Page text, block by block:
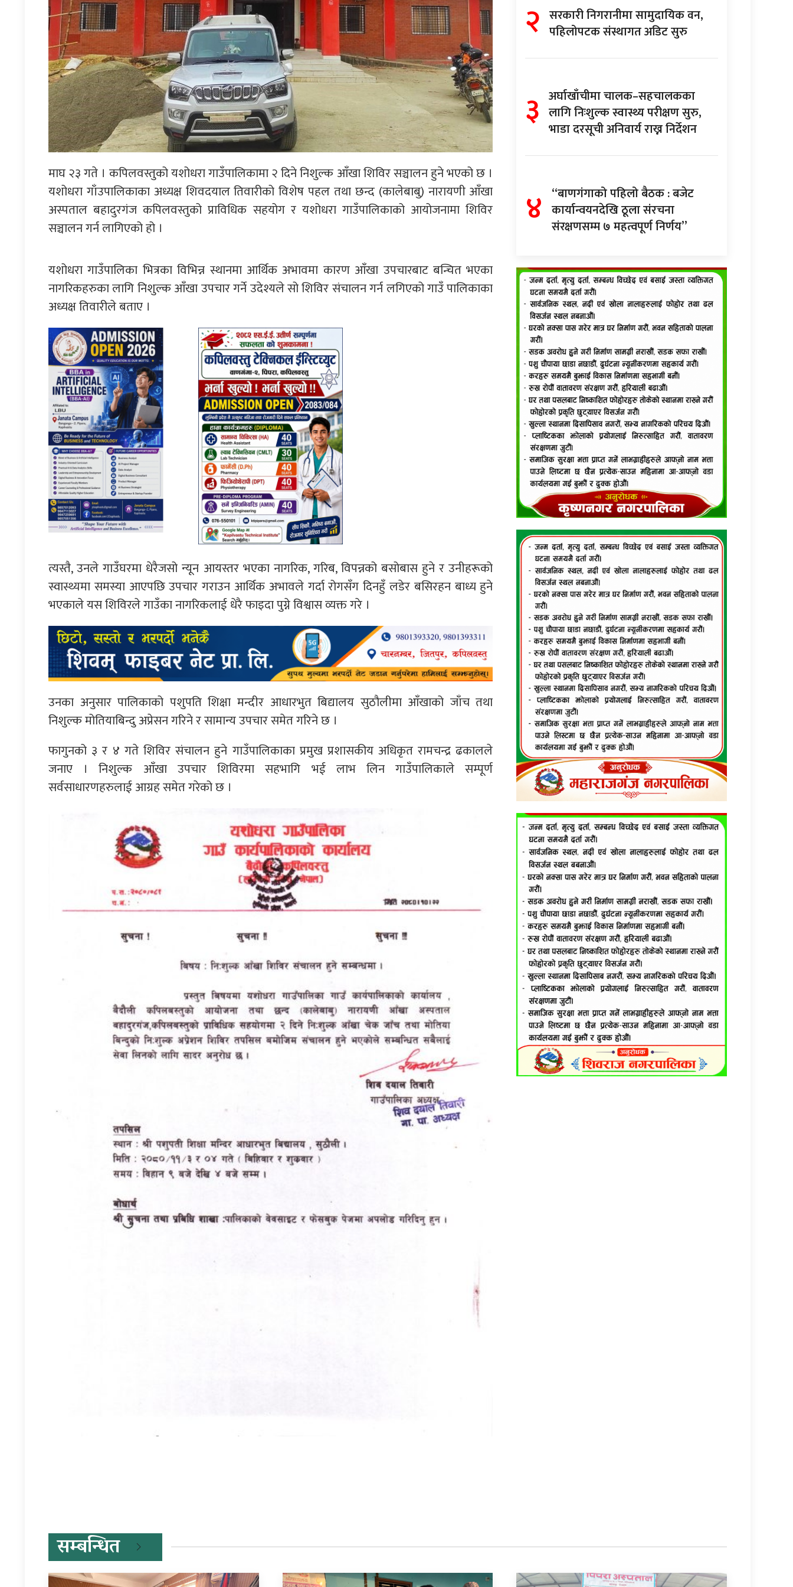
माघ २३ गते । कपिलवस्तुको यशोधरा गाउँपालिकामा २ दिने निशुल्क आँखा शिविर सञ्चालन हुने भएको छ ।
यशोधरा गाँउपालिकाका अध्यक्ष शिवदयाल तिवारीको विशेष पहल तथा छन्द (कालेबाबु) नारायणी आँखा
अस्पताल बहादुरगंज कपिलवस्तुको प्राविधिक सहयोग र यशोधरा गाउँपालिकाको आयोजनामा शिविर
सञ्चालन गर्न लागिएको हो ।
यशोधरा गाउँपालिका भित्रका विभिन्न स्थानमा आर्थिक अभावमा कारण आँखा उपचारबाट बन्चित भएका
नागरिकहरुका लागि निशुल्क आँखा उपचार गर्ने उदेश्यले सो शिविर संचालन गर्न लगिएको गाउँ पालिकाका
अध्यक्ष तिवारीले बताए ।
त्यस्तै, उनले गाउँघरमा धेरैजसो न्यून आयस्तर भएका नागरिक, गरिब, विपन्नको बसोबास हुने र उनीहरूको
स्वास्थ्यमा समस्या आएपछि उपचार गराउन आर्थिक अभावले गर्दा रोगसँग दिनहुँ लडेर बसिरहन बाध्य हुने
भएकाले यस शिविरले गाउँका नागरिकलाई धेरै फाइदा पुग्ने विश्वास व्यक्त गरे ।
उनका अनुसार पालिकाको पशुपति शिक्षा मन्दीर आधारभुत बिद्यालय सुठौलीमा आँखाको जाँच तथा
निशुल्क मोतियाबिन्दु अप्रेसन गरिने र सामान्य उपचार समेत गरिने छ ।
फागुनको ३ र ४ गते शिविर संचालन हुने गाउँपालिकाका प्रमुख प्रशासकीय अधिकृत रामचन्द्र ढकालले
जनाए । निशुल्क आँखा उपचार शिविरमा सहभागि भई लाभ लिन गाउँपालिकाले सम्पूर्ण
सर्वसाधारणहरुलाई आग्रह समेत गरेको छ ।
२ सरकारी निगरानीमा सामुदायिक वन,
पहिलोपटक संस्थागत अडिट सुरु
३ अर्घाखाँचीमा चालक–सहचालकका
लागि निःशुल्क स्वास्थ्य परीक्षण सुरु,
भाडा दरसूची अनिवार्य राख्न निर्देशन
४ “बाणगंगाको पहिलो बैठक : बजेट
कार्यान्वयनदेखि ठूला संरचना
संरक्षणसम्म ७ महत्वपूर्ण निर्णय”
सम्बन्धित